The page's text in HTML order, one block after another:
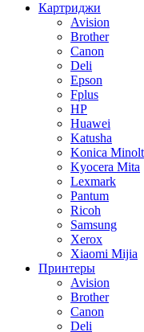
Картриджи
Avision
Brother
Canon
Deli
Epson
Fplus
HP
Huawei
Katusha
Konica
Kyocera Mita
Lexmark
Pantum
Ricoh
Samsung
Xerox
Xiaomi Mijia
Принтеры
Avision
Brother
Canon
Deli